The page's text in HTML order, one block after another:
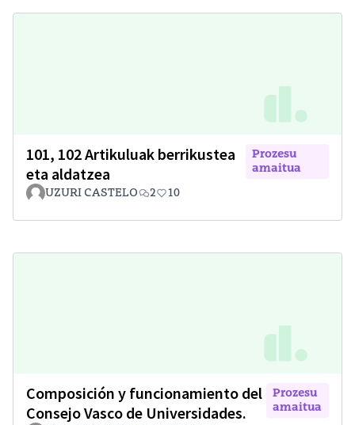
101, 102 Artikuluak berrikustea
eta aldatzea
Prozesu
amaitua
UZURI CASTELO 2 10
Composición y funcionamiento del
Consejo Vasco de Universidades.
Prozesu
amaitua